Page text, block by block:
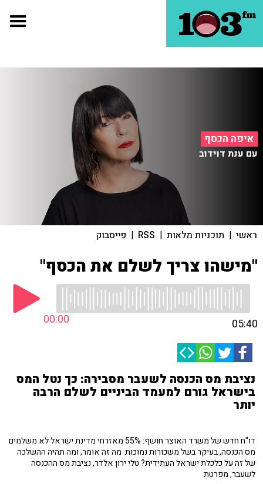
איפה הכסף
עם ענת דוידוב
ראשי | תוכניות מלאות |
RSS
| פייסבוק
"מישהו צריך לשלם את הכסף"
00:00 05:40
נציבת מס הכנסה לשעבר מסבירה: כך נטל המס
בישראל גורם למעמד הביניים לשלם הרבה
יותר
דו"ח חדש של משרד האוצר חושף: 55% מאזרחי מדינת ישראל לא משלמים
מס הכנסה, בעיקר בשל משכורות נמוכות. מה זה אומר, ומה תהיה ההשלכה
של זה על כלכלת ישראל העתידית? טלי ירון אלדר, נציבת מס ההכנסה
לשעבר, מפרטת